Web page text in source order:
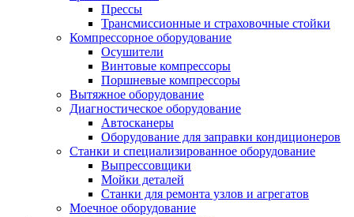
Прессы
Трансмиссионные и страховочные стойки
Компрессорное оборудование
Осушители
Винтовые компрессоры
Поршневые компрессоры
Вытяжное оборудование
Диагностическое оборудование
Автосканеры
Оборудование для заправки кондиционеров
Станки и специализированное оборудование
Выпрессовщики
Мойки деталей
Станки для ремонта узлов и агрегатов
Моечное оборудование